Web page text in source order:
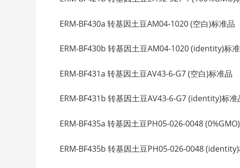
ERM-BF430a 转基因土豆AM04-1020 (空白)标
ERM-BF430b 转基因土豆AM04-1020 (identity)
ERM-BF431a 转基因土豆AV43-6-G7 (空白)标准
ERM-BF431b 转基因土豆AV43-6-G7 (identity)
ERM-BF435a 转基因土豆PH05-026-0048
ERM-BF435b 转基因土豆PH05-026-0048